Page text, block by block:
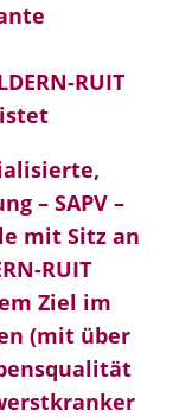
RUIT
– SAPV –
mit Sitz an
RUIT
Ziel im
(mit über